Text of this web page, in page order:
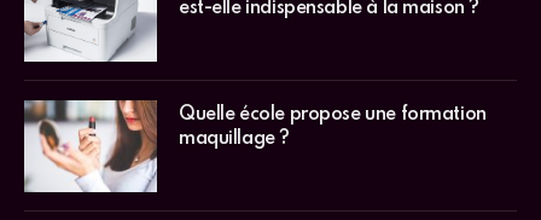
est-elle indispensable à la maison ?
Quelle école propose une formation
maquillage ?